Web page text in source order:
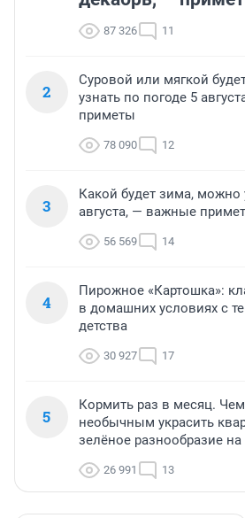
87 326 11
2
Суровой или мягкой
узнать по погоде 5
приметы
78 090 12
3
Какой будет зима, можно
августа, — важные
56 569 14
4
Пирожное «Картошка»:
в домашних условиях с
детства
30 927 17
5
Кормить раз в месяц.
необычным украсить
зелёное разнообразие
26 991 13